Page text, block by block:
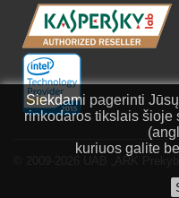
Siekdami pagerinti
rinkodaros tikslais šioje
kuriuos galite